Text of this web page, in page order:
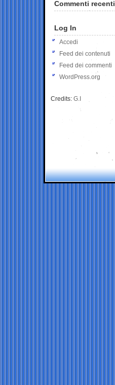
Commenti recenti
Log In
Accedi
Feed dei contenuti
Feed dei commenti
WordPress.org
Credits: G.I